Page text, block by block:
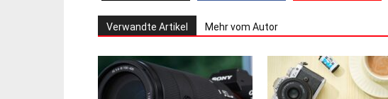
Verwandte Artikel Mehr vom Autor